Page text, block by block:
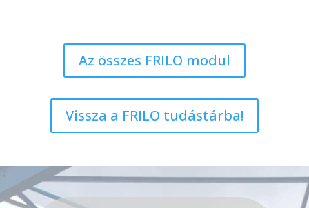
Az összes FRILO modul
Vissza a FRILO tudástárba!
Videólejátszó